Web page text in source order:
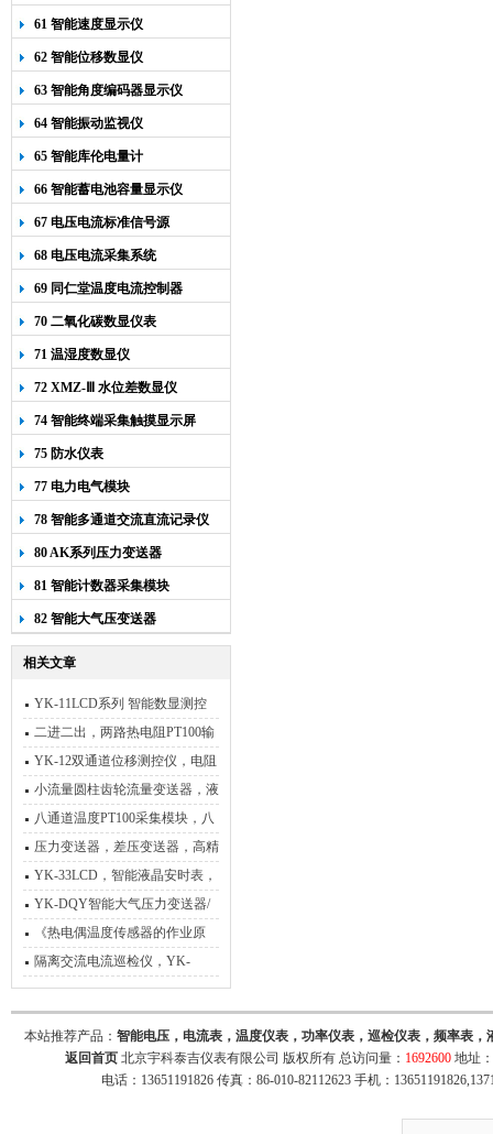
61 智能速度显示仪
62 智能位移数显仪
63 智能角度编码器显示仪
64 智能振动监视仪
65 智能库伦电量计
66 智能蓄电池容量显示仪
67 电压电流标准信号源
68 电压电流采集系统
69 同仁堂温度电流控制器
70 二氧化碳数显仪表
71 温湿度数显仪
72 XMZ-Ⅲ 水位差数显仪
74 智能终端采集触摸显示屏
75 防水仪表
77 电力电气模块
78 智能多通道交流直流记录仪
80 AK系列压力变送器
81 智能计数器采集模块
82 智能大气压变送器
相关文章
YK-11LCD系列 智能数显测控
仪 使用说明书
二进二出，两路热电阻PT100输
入，输出两路4-20mA
YK-12双通道位移测控仪，电阻
位移数显表
小流量圆柱齿轮流量变送器，液
体小流量传感器
八通道温度PT100采集模块，八
通道接点输出模块，转RS485
压力变送器，差压变送器，高精
度压力变送器
YK-33LCD，智能液晶安时表，
智能数显安时计
YK-DQY智能大气压力变送器/
采集器
《热电偶温度传感器的作业原
理》
隔离交流电流巡检仪，YK-
19AG电流巡检仪
本站推荐产品： 智能电压，电流表，温度仪表，功率仪表，巡检仪表，频率表
返回首页 北京宇科泰吉仪表有限公司 版权所有 总访问量： 1692600 地址
电话：13651191826 传真：86-010-82112623 手机：